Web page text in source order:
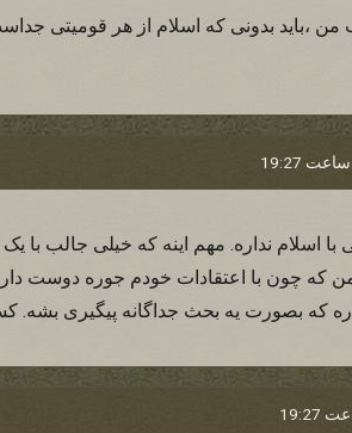
من ،بايد بدونی که اسلام از هر قوميتی
با اسلام نداره. مهم اینه که خیلی جالب با
من که چون با اعتقادات خودم جوره دوست
که بصورت یه بحث جداگانه پیگیری بشه.